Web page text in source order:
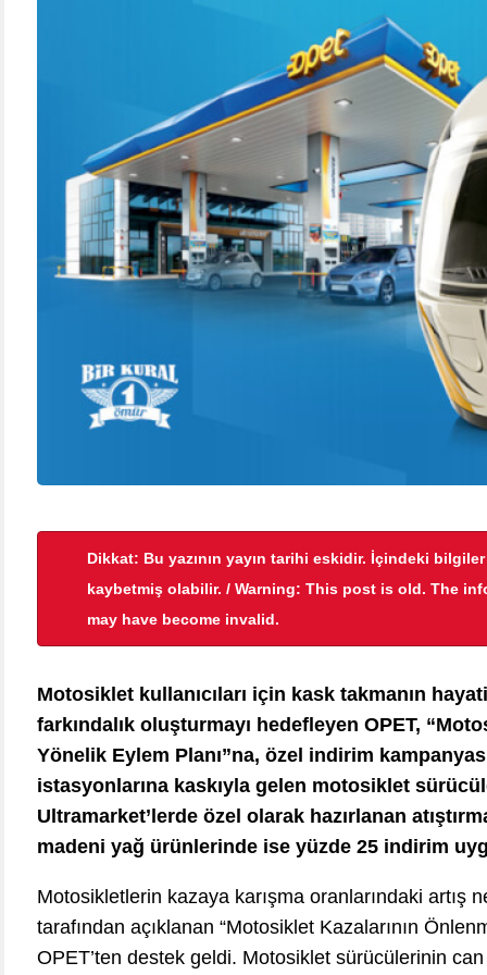
Dikkat: Bu yazının yayın tarihi eskidir. İçindeki
kaybetmiş olabilir. / Warning: This post is old. The
may have become invalid.
Motosiklet kullanıcıları için kask takmanın
farkındalık oluşturmayı hedefleyen OPET,
Yönelik Eylem Planı”na, özel indirim
istasyonlarına kaskıyla gelen motosiklet
Ultramarket’lerde özel olarak hazırlanan
madeni yağ ürünlerinde ise yüzde 25 indirim
Motosikletlerin kazaya karışma oranlarındaki artış
tarafından açıklanan “Motosiklet Kazalarının
OPET’ten destek geldi. Motosiklet sürücülerinin can